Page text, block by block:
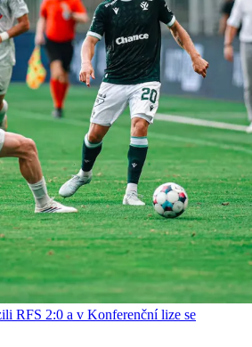
RFS 2:0 a v Konferenční lize se